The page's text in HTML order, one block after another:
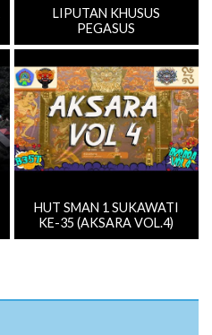
HUT SMAN 1 SUKAWATI
KE-35 (AKSARA VOL.4)